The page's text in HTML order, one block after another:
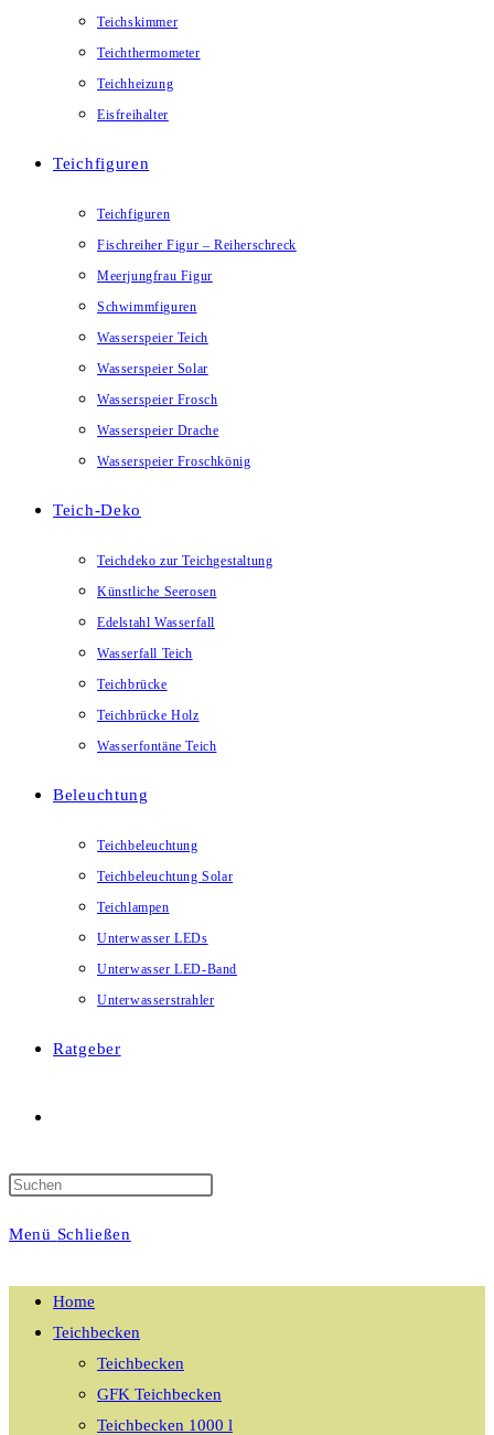
Teichskimmer
Teichthermometer
Teichheizung
Eisfreihalter
Teichfiguren
Teichfiguren
Fischreiher Figur – Reiherschreck
Meerjungfrau Figur
Schwimmfiguren
Wasserspeier Teich
Wasserspeier Solar
Wasserspeier Frosch
Wasserspeier Drache
Wasserspeier Froschkönig
Teich-Deko
Teichdeko zur Teichgestaltung
Künstliche Seerosen
Edelstahl Wasserfall
Wasserfall Teich
Teichbrücke
Teichbrücke Holz
Wasserfontäne Teich
Beleuchtung
Teichbeleuchtung
Teichbeleuchtung Solar
Teichlampen
Unterwasser LEDs
Unterwasser LED-Band
Unterwasserstrahler
Ratgeber
Suche
Menü Schließen
Home
Teichbecken
Teichbecken
GFK Teichbecken
Teichbecken 1000 l